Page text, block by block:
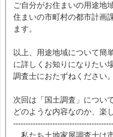
ご自分がお住まいの用途地
住まいの市町村の都市計画
ます。
以上、用途地域について簡
に詳しくお知りになりたい
調査士におたずねください。
次回は「国土調査」につい
どのような内容なのか、楽